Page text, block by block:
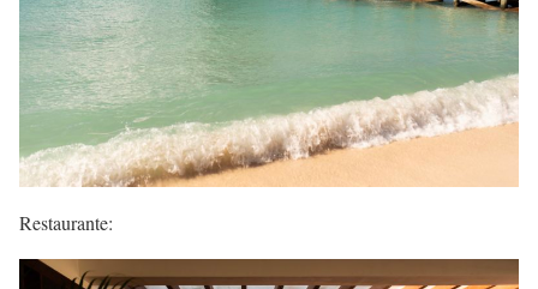
Restaurante: